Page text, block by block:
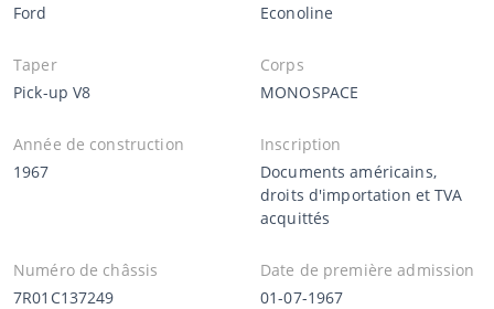
Ford
Econoline
Taper
Pick-up V8
Corps
MONOSPACE
Année de construction
1967
Inscription
Documents américains,
droits d'importation et TVA
acquittés
Numéro de châssis
7R01C137249
Date de première admission
01-07-1967